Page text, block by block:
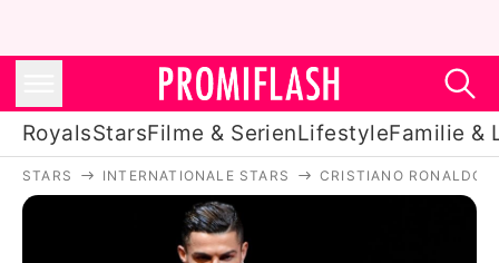
RoyalsStarsFilme & SerienLifestyleFamilie &
Royals
Stars
STARS INTERNATIONALE STARS CRISTIANO RONALDO